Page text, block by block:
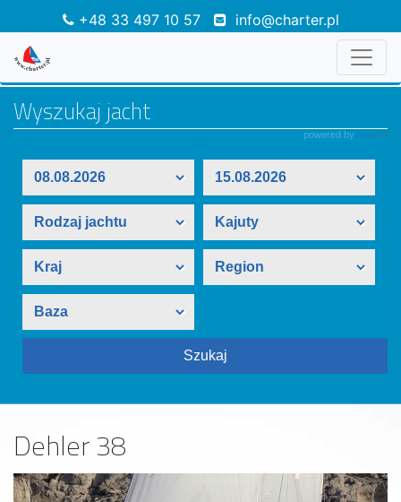
+48 33 497 10 57 info@charter.pl
Dehler 38